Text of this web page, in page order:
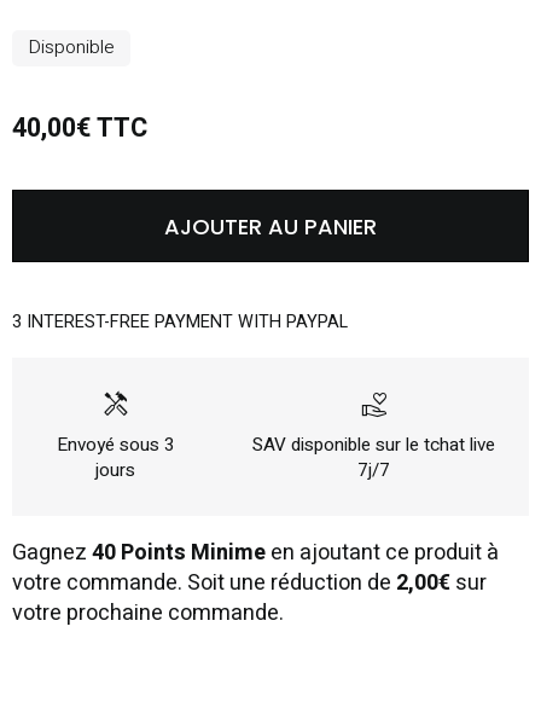
Disponible
40,00€ TTC
AJOUTER AU PANIER
3 INTEREST-FREE PAYMENT WITH PAYPAL
handyman
Envoyé sous 3
jours
volunteer_activism
SAV disponible sur le tchat live
7j/7
Gagnez40 Points Minimeen ajoutant ce produit à
votre commande. Soit une réduction de 2,00€sur
votre prochaine commande.